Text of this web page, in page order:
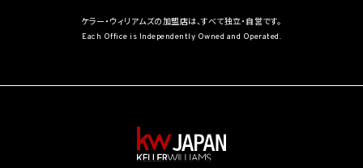
該個人情報の提供が第4.1項各号のいずれかに該当する場合又は第8.1項各号のいずれ
かに該当する場合を除きます。
管理が図られるよう、当社の従業員に対し、必要かつ適切な監督を行います。また、当社
は、個人情報の取扱いの全部又は一部を委託する場合は、委託先において個人情報の安
ケラー・ウィリアムズの加盟店は、すべて独立・自営です。
Each Office is Independently Owned and Operated.